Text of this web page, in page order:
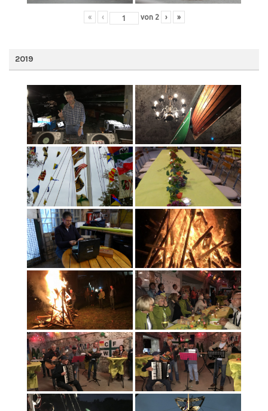
« ‹ von 2 › »
2019